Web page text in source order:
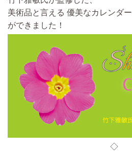
美術品と言える 優美なカレンダー
ができました！
◇